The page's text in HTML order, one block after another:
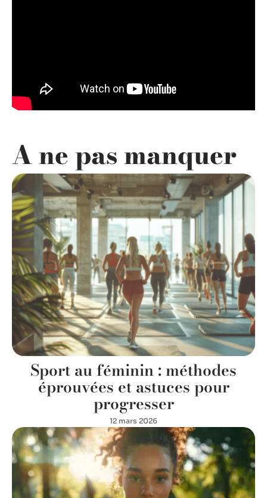
A ne pas manquer
Sport au féminin : méthodes
éprouvées et astuces pour
progresser
12 mars 2026